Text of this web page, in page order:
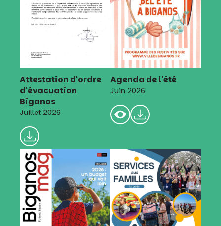
Attestation d'ordre
d'évacuation
Biganos
Juillet 2026
Agenda de l'été
Juin 2026